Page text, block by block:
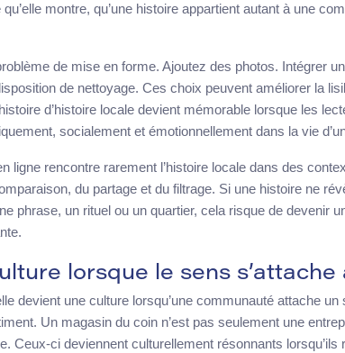
montre, qu’une histoire appartient autant à une
de mise en forme. Ajoutez des photos. Intégrer
de nettoyage. Ces choix peuvent améliorer la
d’histoire locale devient mémorable lorsque les
socialement et émotionnellement dans la vie
ligne rencontre rarement l’histoire locale dans des
du partage et du filtrage. Si une histoire ne
phrase, un rituel ou un quartier, cela risque de devenir
lorsque le sens s’attache
devient une culture lorsqu’une communauté attache un
Un magasin du coin n’est pas seulement une
Ceux-ci deviennent culturellement résonnants lorsqu’ils